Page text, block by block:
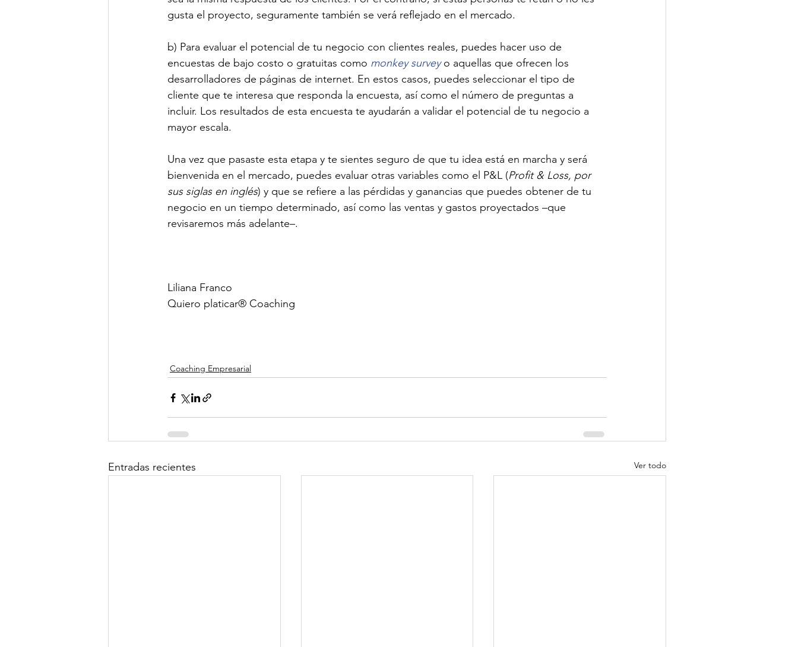
gusta el proyecto, seguramente también se verá reflejado en el mercado.
b) Para evaluar el potencial de tu negocio con clientes reales, puedes hacer uso de
encuestas de bajo costo o gratuitas como monkey survey o aquellas que ofrecen los
desarrolladores de páginas de internet. En estos casos, puedes seleccionar el tipo de
cliente que te interesa que responda la encuesta, así como el número de preguntas a
incluir. Los resultados de esta encuesta te ayudarán a validar el potencial de tu negocio a
mayor escala.
Una vez que pasaste esta etapa y te sientes seguro de que tu idea está en marcha y será
bienvenida en el mercado, puedes evaluar otras variables como el P&L (Profit & Loss, por
sus siglas en inglés) y que se refiere a las pérdidas y ganancias que puedes obtener de tu
negocio en un tiempo determinado, así como las ventas y gastos proyectados –que
revisaremos más adelante–.
Liliana Franco
Quiero platicar® Coaching
Coaching Empresarial
Entradas recientes Ver todo